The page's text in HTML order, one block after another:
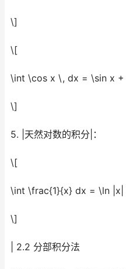
\]
\[
\int \cos x \, dx = \sin x +
\]
5. |天然对数的积分|：
\[
\int \frac{1}{x} dx = \ln |x|
\]
| 2.2 分部积分法